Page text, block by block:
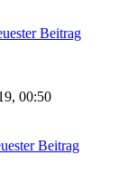
Beitrag
00:50
Beitrag